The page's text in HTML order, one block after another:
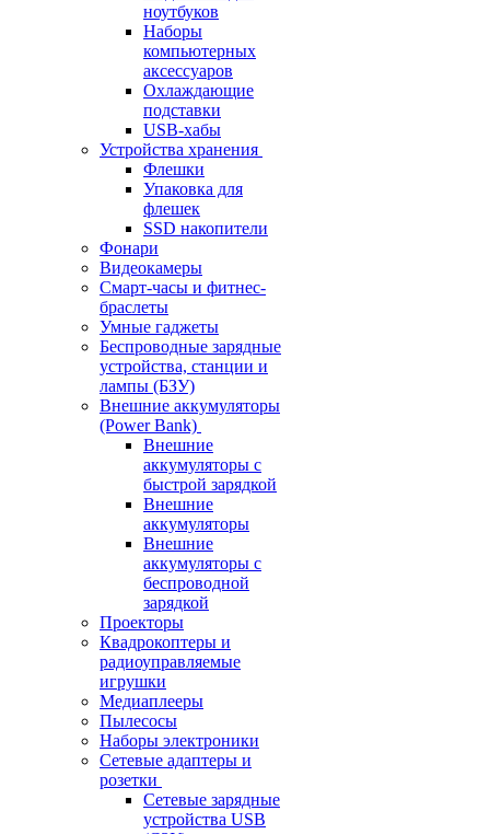
ноутбуков
Наборы
компьютерных
аксессуаров
Охлаждающие
подставки
USB-хабы
Устройства хранения
Флешки
Упаковка для
флешек
SSD накопители
Фонари
Видеокамеры
Смарт-часы и фитнес-
браслеты
Умные гаджеты
Беспроводные зарядные
устройства, станции и
лампы (БЗУ)
Внешние аккумуляторы
(Power Bank)
Внешние
аккумуляторы с
быстрой зарядкой
Внешние
аккумуляторы
Внешние
аккумуляторы с
беспроводной
зарядкой
Проекторы
Квадрокоптеры и
радиоуправляемые
игрушки
Медиаплееры
Пылесосы
Наборы электроники
Сетевые адаптеры и
розетки
Сетевые зарядные
устройства USB